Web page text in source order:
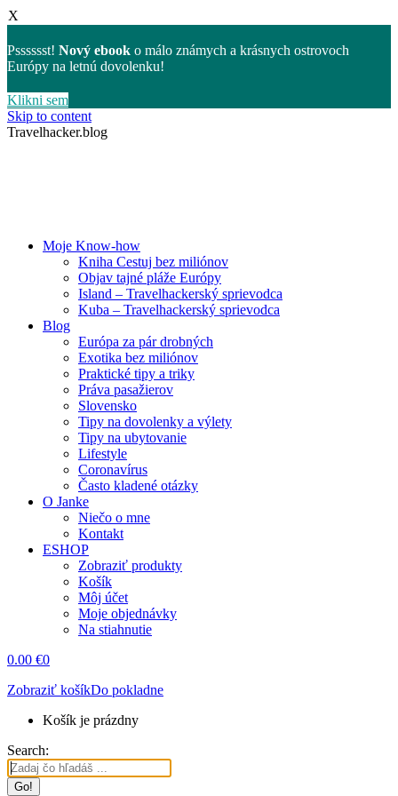
X
Psssssst! Nový ebook o málo známych a krásnych ostrovoch
Európy na letnú dovolenku!
Klikni sem
Skip to content
Travelhacker.blog
Kuba – Travelhackerský sprievodca
Blog
Európa za pár drobných
Exotika bez miliónov
Praktické tipy a triky
Slovensko
Tipy na dovolenky a výlety
Tipy na ubytovanie
Lifestyle
Coronavírus
Často kladené otázky
O Janke
Niečo o mne
Kontakt
ESHOP
Zobraziť produkty
Košík
Môj účet
Moje objednávky
Na stiahnutie
Zobraziť košíkDo pokladne
Košík je prázdny
Search:
Kniha Cestuj bez miliónov
Kuba – sprievodca (ebook)
Island – sprievodca (ebook)